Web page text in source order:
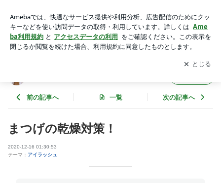
ト）
アプリをダウンロードして ブログの更新通知
を受け取りまし
ょう。
開く
前の記事へ 一覧 次の記事へ
まつげの乾燥対策！
2020-12-16 01:30:53
テーマ： アイラッシュ